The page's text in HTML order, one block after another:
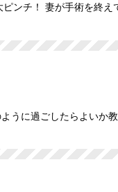
ンチ！ 妻が手術を終
うに過ごしたらよいか